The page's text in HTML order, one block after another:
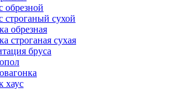
обрезной
строганый сухой
обрезная
строганая сухая
бруса
хаус